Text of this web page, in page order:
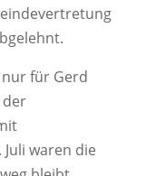
für Gerd
der
waren die